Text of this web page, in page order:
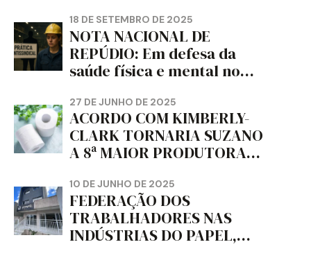
18 DE SETEMBRO DE 2025
NOTA NACIONAL DE
REPÚDIO: Em defesa da
saúde física e mental no
da dignidade sindical.
27 DE JUNHO DE 2025
ACORDO COM KIMBERLY-
CLARK TORNARIA SUZANO
A 8ª MAIOR PRODUTORA
MUNDO, DIZ FITCH
10 DE JUNHO DE 2025
FEDERAÇÃO DOS
TRABALHADORES NAS
INDÚSTRIAS DO PAPEL,